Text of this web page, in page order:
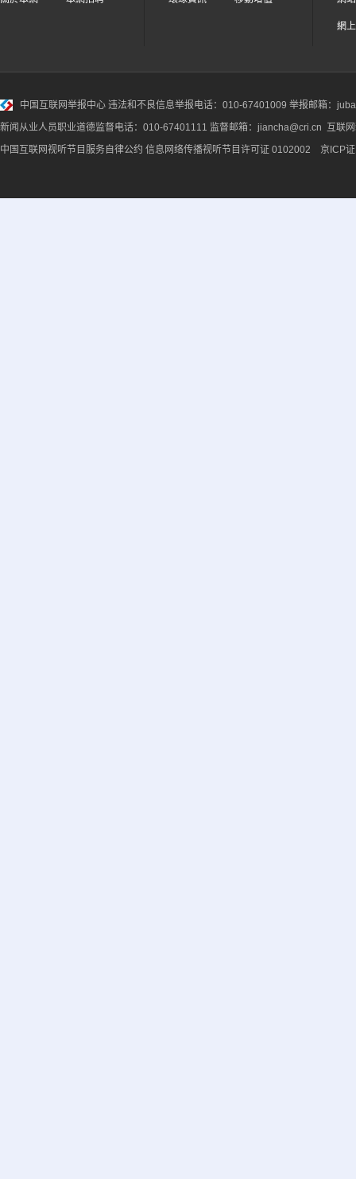
網
中国互联网举报中心 违法和不良信息举报电话：010-67401009 举报邮箱：
新闻从业人员职业道德监督电话：010-67401111 监督邮箱：jiancha@cri.cn 互联
中国互联网视听节目服务自律公约 信息网络传播视听节目许可证 0102002 京ICP